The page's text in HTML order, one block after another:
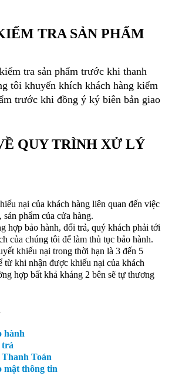
TRA SẢN PHẨM
tra sản phẩm trước khi thanh
tôi khuyến khích khách hàng kiểm
trước khi đồng ý ký biên bản giao
QUY TRÌNH XỬ LÝ
nại của khách hàng liên quan đến việc
phẩm của cửa hàng.
hợp bảo hành, đổi trả, quý khách phải tới
của chúng tôi để làm thủ tục bảo hành.
khiếu nại trong thời hạn là 3 đến 5
từ khi nhận được khiếu nại của khách
hợp bất khả kháng 2 bên sẽ tự thương
hành
trả
Toán
mật thông tin